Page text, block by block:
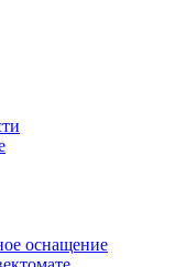
оснащение